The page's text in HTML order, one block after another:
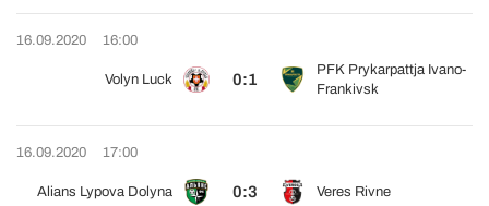
16.09.2020 16:00
Volyn Luck 0:1
PFK Prykarpattja Ivano-
Frankivsk
16.09.2020 17:00
Alians Lypova Dolyna 0:3 Veres Rivne